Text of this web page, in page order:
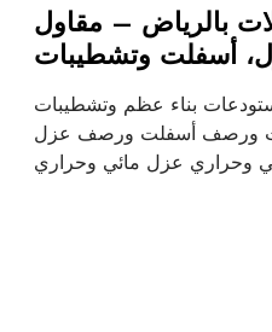
بالرياض – مقاول
أسفلت وتشطيبات
بناء عظم وتشطيبات
ورصف أسفلت ورصف عزل
وحراري عزل مائي وحراري